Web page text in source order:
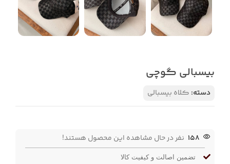
بیسبالی گوچی
دسته: کلاه بیسبالی
158 نفر در حال مشاهده این محصول هستند!
تضمین اصالت و کیفیت کالا